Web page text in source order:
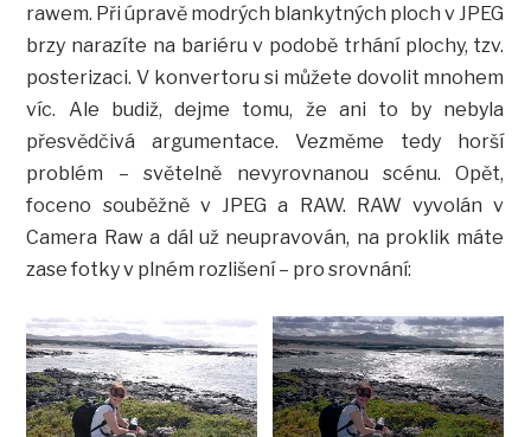
rawem. Při úpravě modrých blankytných ploch v JPEG
brzy narazíte na bariéru v podobě trhání plochy, tzv.
posterizaci. V konvertoru si můžete dovolit mnohem
víc. Ale budiž, dejme tomu, že ani to by nebyla
přesvědčivá argumentace. Vezměme tedy horší
problém – světelně nevyrovnanou scénu. Opět,
foceno souběžně v JPEG a RAW. RAW vyvolán v
Camera Raw a dál už neupravován, na proklik máte
zase fotky v plném rozlišení – pro srovnání: